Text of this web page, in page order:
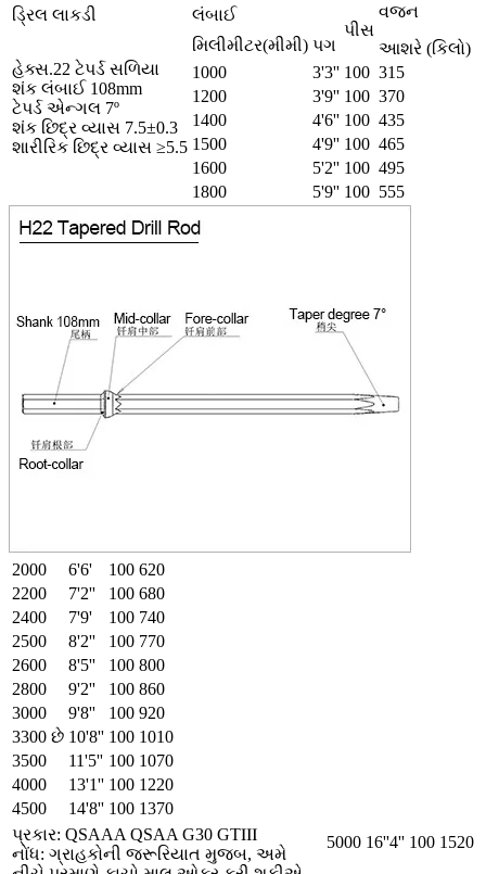
ડ્રિલ લાકડી
લંબાઈ
પીસ
વજન
આશરે (કિલો)
હેક્સ.22 ટેપર્ડ સળિયા
શંક લંબાઈ 108mm
ટેપર્ડ એન્ગલ 7º
શંક છિદ્ર વ્યાસ 7.5±0.3
શારીરિક છિદ્ર વ્યાસ ≥5.5
મિલીમીટર(મીમી) પગ
1000
3'3'' 100 315
1200
3'9'' 100 370
1400
4'6'' 100 435
1500
4'9'' 100 465
1600
5'2'' 100 495
1800
5'9'' 100 555
2000 6'6' 100 620
2200
7'2'' 100 680
2400
7'9' 100 740
2500
8'2'' 100 770
2600
8'5'' 100 800
2800
9'2'' 100 860
3000
9'8'' 100 920
3300 છે 10'8'' 100 1010
3500
11'5'' 100 1070
4000
13'1'' 100 1220
4500
14'8'' 100 1370
પ્રકાર: QSAAA QSAA G30 GTⅢ
નોંધ: ગ્રાહકોની જરૂરિયાત મુજબ, અમે
5000 16''4'' 100 1520